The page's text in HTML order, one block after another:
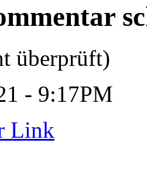
überprüft)
- 9:17PM
Link